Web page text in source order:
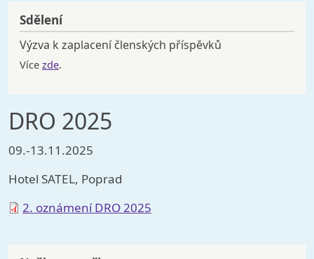
DRO 2025
09.-13.11.2025
Hotel SATEL, Poprad
Soubor
2. oznámení DRO 2025
Sdělení
Výzva k zaplacení členských příspěvků
Více zde.